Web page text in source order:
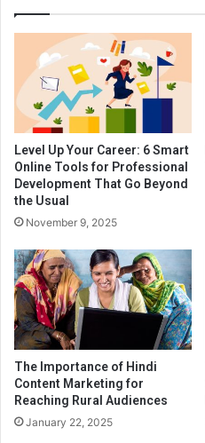
Level Up Your Career: 6 Smart
Online Tools for Professional
Development That Go Beyond
the Usual
November 9, 2025
The Importance of Hindi
Content Marketing for
Reaching Rural Audiences
January 22, 2025